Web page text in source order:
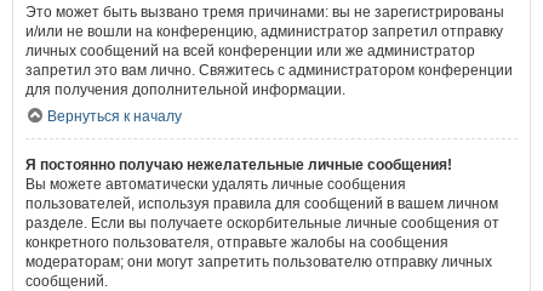
Это может быть вызвано тремя причинами: вы не зарегистрированы
и/или не вошли на конференцию, администратор запретил отправку
личных сообщений на всей конференции или же администратор
запретил это вам лично. Свяжитесь с администратором конференции
для получения дополнительной информации.
Вернуться к началу
Я постоянно получаю нежелательные личные сообщения!
Вы можете автоматически удалять личные сообщения
пользователей, используя правила для сообщений в вашем личном
разделе. Если вы получаете оскорбительные личные сообщения от
конкретного пользователя, отправьте жалобы на сообщения
модераторам; они могут запретить пользователю отправку личных
сообщений.